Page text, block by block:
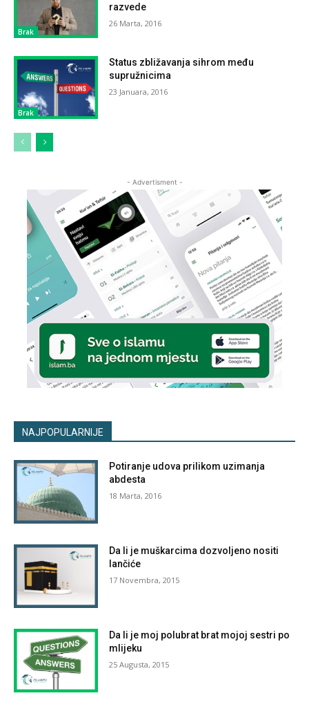
Brak
razvede
26 Marta, 2016
Brak
Status zbližavanja sihrom među
supružnicima
23 Januara, 2016
- Advertisment -
NAJPOPULARNIJE
Potiranje udova prilikom uzimanja
abdesta
18 Marta, 2016
Da li je muškarcima dozvoljeno nositi
lančiće
17 Novembra, 2015
Da li je moj polubrat brat mojoj sestri po
mlijeku
25 Augusta, 2015